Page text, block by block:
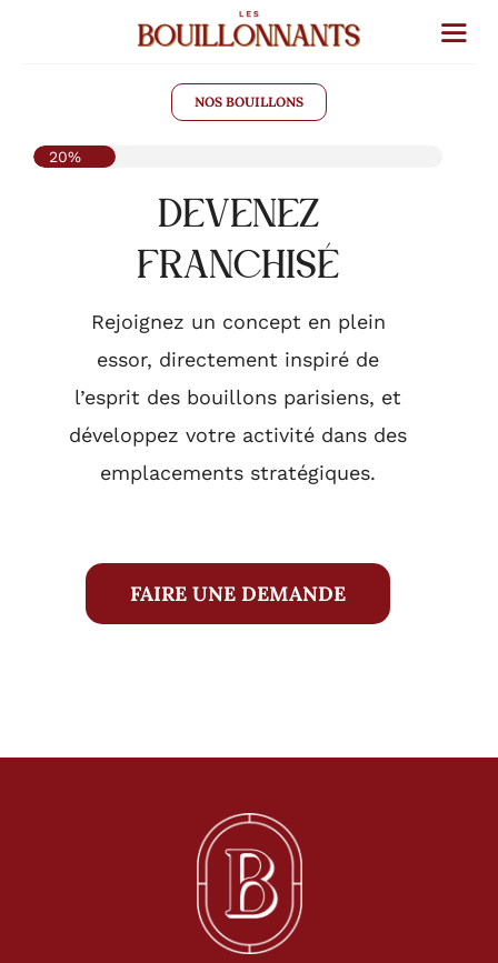
NOS BOUILLONS
20%
DEVENEZ
FRANCHISÉ
Rejoignez un concept en plein
essor, directement inspiré de
l’esprit des bouillons parisiens, et
développez votre activité dans des
emplacements stratégiques.
FAIRE UNE DEMANDE